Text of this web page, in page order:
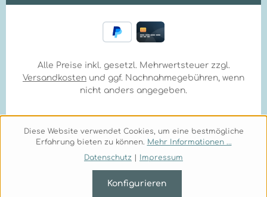
Alle Preise inkl. gesetzl. Mehrwertsteuer zzgl.
Versandkosten und ggf. Nachnahmegebühren, wenn
nicht anders angegeben.
Diese Website verwendet Cookies, um eine bestmögliche
Erfahrung bieten zu können. Mehr Informationen ...
Datenschutz
Impressum
Konfigurieren